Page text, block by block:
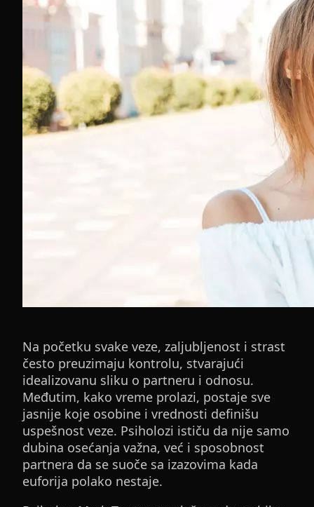
Na početku svake veze, zaljubljenost i strast
često preuzimaju kontrolu, stvarajući
idealizovanu sliku o partneru i odnosu.
Međutim, kako vreme prolazi, postaje sve
jasnije koje osobine i vrednosti definišu
uspešnost veze. Psiholozi ističu da nije samo
dubina osećanja važna, već i sposobnost
partnera da se suoče sa izazovima kada
euforija polako nestaje.